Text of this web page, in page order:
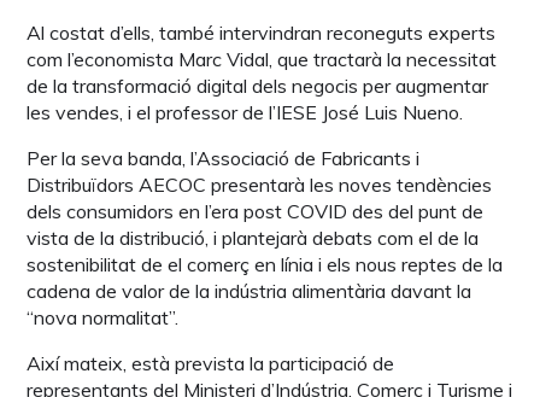
Al costat d’ells, també intervindran reconeguts experts
com l’economista Marc Vidal, que tractarà la necessitat
de la transformació digital dels negocis per augmentar
les vendes, i el professor de l’IESE José Luis Nueno.
Per la seva banda, l’Associació de Fabricants i
Distribuïdors AECOC presentarà les noves tendències
dels consumidors en l’era post COVID des del punt de
vista de la distribució, i plantejarà debats com el de la
sostenibilitat de el comerç en línia i els nous reptes de la
cadena de valor de la indústria alimentària davant la
“nova normalitat”.
Així mateix, està prevista la participació de
representants del Ministeri d’Indústria, Comerç i Turisme i